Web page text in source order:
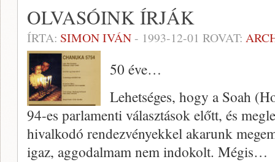
OLVASÓINK ÍRJÁK
ÍRTA: SIMON IVÁN- 1993-12-01 ROVAT:
50 éve…
Lehetséges, hogy a Soah
94-es parlamenti választások előtt, és
hivalkodó rendezvényekkel akarunk
igaz, aggodalmam nem indokolt. Mégis…